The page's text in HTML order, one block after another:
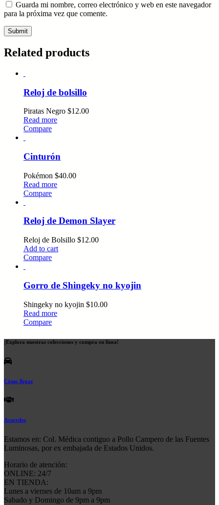
Guarda mi nombre, correo electrónico y web en este navegador
para la próxima vez que comente.
Related products
Reloj de bolsillo
Piratas Negro $12.00
Read more
Compare
Cinturón
Pokémon $40.00
Read more
Compare
Reloj de Demon Slayer
Reloj de Bolsillo $12.00
Add to cart
Compare
Gorro de Shingeky no kyojin
Shingeky no kyojin $10.00
Read more
Compare
¡Explora nuestras colecciones y compra en línea!
Cómo llegar
Acuerdos
Estamos en: Col. Médica contiguo a Pollo Campero de las Fuentes
Luminosas, por ex embajada de Estados Unidos.
Horario de atención:
ONLINE: 24/7
EN TIENDA:
Lunes a viernes de 10am a 9pm
Sabado y Domingo de 9pm a 9pm